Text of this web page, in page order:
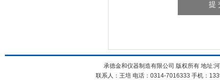
承德金和仪器制造有限公司 版权所有 地址:
联系人：王培 电话：0314-7016333 手机：